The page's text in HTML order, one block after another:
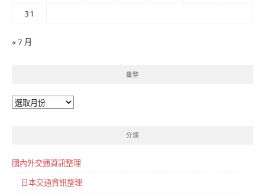
31
« 7 月
彙整
彙
分類
國內外交通資訊整理
日本交通資訊整理